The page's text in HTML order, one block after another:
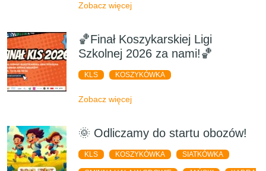
Zobacz więcej
🏀Finał Koszykarskiej Ligi
Szkolnej 2026 za nami!🏀
KLS KOSZYKÓWKA
Zobacz więcej
🌞 Odliczamy do startu obozów!
KLS KOSZYKÓWKA SIATKÓWKA